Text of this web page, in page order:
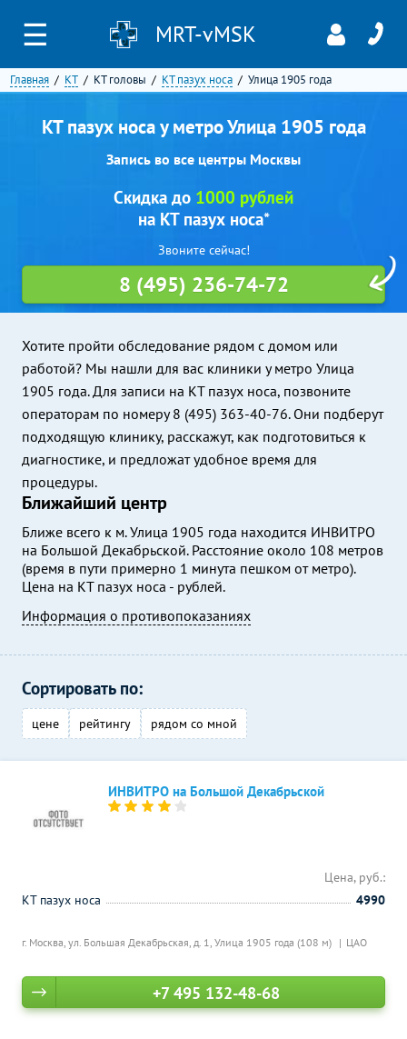
☰ MRT-vMSK
Главная КТ КТ головы КТ пазух носа Улица 1905 года
КТ пазух носа у метро Улица 1905 года
Запись во все центры Москвы
Хотите пройти обследование рядом с домом или
работой? Мы нашли для вас клиники у метро Улица
1905 года. Для записи на КТ пазух носа, позвоните
операторам по номеру 8 (495) 363-40-76. Они подберут
подходящую клинику, расскажут, как подготовиться к
диагностике, и предложат удобное время для
процедуры.
Ближайший центр
Ближе всего к м. Улица 1905 года находится ИНВИТРО
на Большой Декабрьской. Расстояние около 108 метров
(время в пути примерно 1 минута пешком от метро).
Цена на КТ пазух носа - рублей.
Информация о противопоказаниях
Скидка до 1000 рублей
на КТ пазух носа*
Звоните сейчас!
8 (495) 236-74-72
Сортировать по:
цене рейтингу рядом со мной
ИНВИТРО на Большой Декабрьской
г. Москва, ул. Большая Декабрьская, д. 1, Улица 1905 года (108 м) ЦАО
Цена, руб.:
КТ пазух носа
4990
+7 495 132-48-68